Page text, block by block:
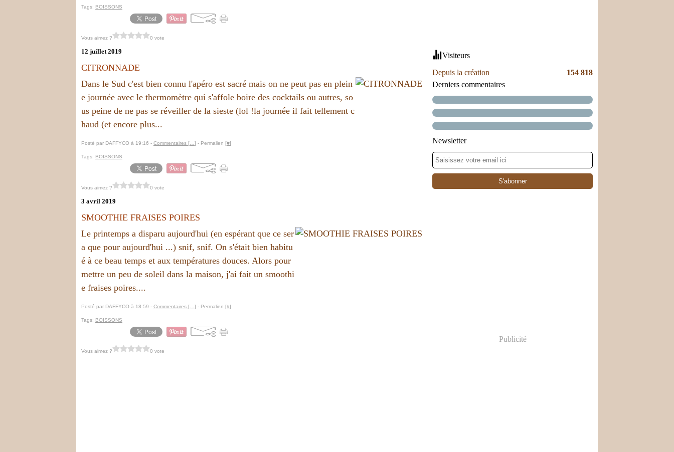
Tags: BOISSONS
Vous aimez ? 0 vote
12 juillet 2019
CITRONNADE
Dans le Sud c'est bien connu l'apéro est sacré mais on ne peut pas en plein
e journée avec le thermomètre qui s'affole boire des cocktails ou autres, so
us peine de ne pas se réveiller de la sieste (lol !la journée il fait tellement c
haud (et encore plus...
Posté par DAFFYCO à 19:16 - Commentaires [ ] - Permalien [#]
Tags: BOISSONS
Vous aimez ? 0 vote
3 avril 2019
SMOOTHIE FRAISES POIRES
Le printemps a disparu aujourd'hui (en espérant que ce ser
a que pour aujourd'hui ...) snif, snif. On s'était bien habitu
é à ce beau temps et aux températures douces. Alors pour
mettre un peu de soleil dans la maison, j'ai fait un smoothi
e fraises poires....
Posté par DAFFYCO à 18:59 - Commentaires [ ] - Permalien [#]
Tags: BOISSONS
Vous aimez ? 0 vote
Visiteurs
Depuis la création
154 818
Derniers commentaires
Newsletter
Publicité